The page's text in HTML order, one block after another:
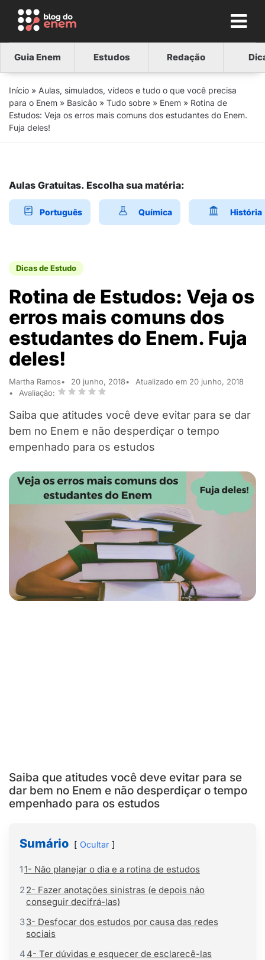
Guia Enem Estudos Redação
Início » Aulas, simulados, vídeos e tudo o que você precisa
para o Enem » Basicão » Tudo sobre » Enem » Rotina de
Estudos: Veja os erros mais comuns dos estudantes do Enem.
Fuja deles!
Aulas Gratuitas. Escolha sua matéria:
Português Química História
Dicas de Estudo
Rotina de Estudos: Veja os
erros mais comuns dos
estudantes do Enem. Fuja
deles!
Martha Ramos 20 junho, 2018
Atualizado em 20 junho, 2018
Avaliação:
Saiba que atitudes você deve evitar para se dar
bem no Enem e não desperdiçar o tempo
empenhado para os estudos
Saiba que atitudes você deve evitar para se
dar bem no Enem e não desperdiçar o tempo
empenhado para os estudos
Sumário Ocultar
11- Não planejar o dia e a rotina de estudos
2 2- Fazer anotações sinistras (e depois não
conseguir decifrá-las)
33- Desfocar dos estudos por causa das redes
sociais
4 4- Ter dúvidas e esquecer de esclarecê-las